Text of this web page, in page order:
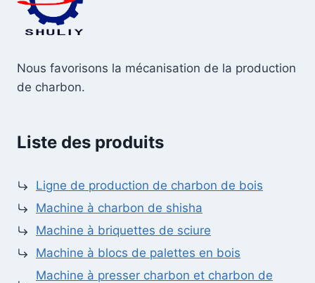
Nous favorisons la mécanisation de la production
de charbon.
Liste des produits
Ligne de production de charbon de bois
Machine à charbon de shisha
Machine à briquettes de sciure
Machine à blocs de palettes en bois
Machine à presser charbon et charbon de